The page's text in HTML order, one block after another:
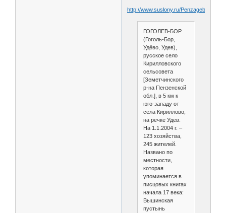
http://www.suslony.ru/Penzagebiet/
ГОГОЛЕВ-БОР
(Гоголь-Бор,
Удёво, Удев),
русское село
Кирилловского
сельсовета
[Земетчинского
р-на Пензенской
обл.], в 5 км к
юго-западу от
села Кириллово,
на речке Удев.
На 1.1.2004 г. –
123 хозяйства,
245 жителей.
Названо по
местности,
которая
упоминается в
писцовых книгах
начала 17 века:
Вышинская
пустынь